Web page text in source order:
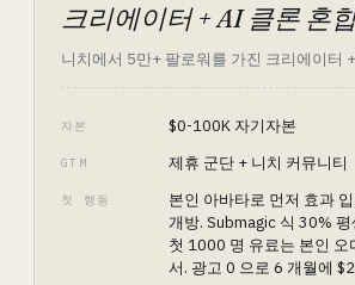
크리에이터 + AI 클론 혼
니치에서 5만+ 팔로워를 가진 크리에이터
자본 $0-100K 자기자본
GTM 제휴 군단 + 니치 커뮤니티
첫 행동
본인 아바타로 먼저 효과
개방. Submagic 식 30%
첫 1000 명 유료는 본인 오
서. 광고 0 으로 6 개월에